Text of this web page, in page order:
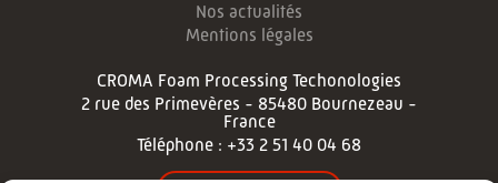
Nos actualités
Mentions légales
CROMA Foam Processing Techonologies
2 rue des Primevères - 85480 Bournezeau -
France
Téléphone : +33 2 51 40 04 68